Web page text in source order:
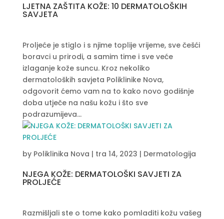
LJETNA ZAŠTITA KOŽE: 10 DERMATOLOŠKIH
SAVJETA
NJEGA KOŽE: DERMATOLOŠKI SAVJETI ZA
PROLJEĆE
by Poliklinika Nova | tra 14, 2023 | Dermatologija
Proljeće je stiglo i s njime toplije vrijeme, sve češći
boravci u prirodi, a samim time i sve veće
izlaganje kože suncu. Kroz nekoliko
dermatoloških savjeta Poliklinike Nova,
odgovorit ćemo vam na to kako novo godišnje
doba utječe na našu kožu i što sve
podrazumijeva...
Razmišljali ste o tome kako pomladiti kožu vašeg